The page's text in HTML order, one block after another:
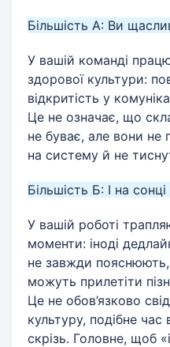
Більшість А: Ви
У вашій команді
здорової культури:
відкритість у
Це не означає, що
не буває, але вони не
на систему й не
Більшість Б: І на
У вашій роботі
моменти: іноді
не завжди пояснюють,
можуть прилетіти
Це не обов’язково
культуру, подібне час
скрізь. Головне, щоб